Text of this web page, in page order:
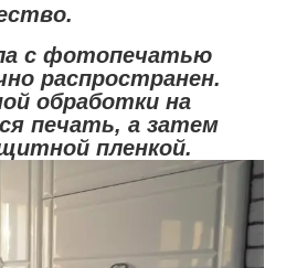
с фотопечатью
распространен.
обработки на
печать, а затем
пленкой.